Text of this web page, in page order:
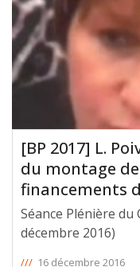
[BP 2017] L.
du montage
financements
Séance Plénière
décembre 2016)
/// 16 décembre 2016